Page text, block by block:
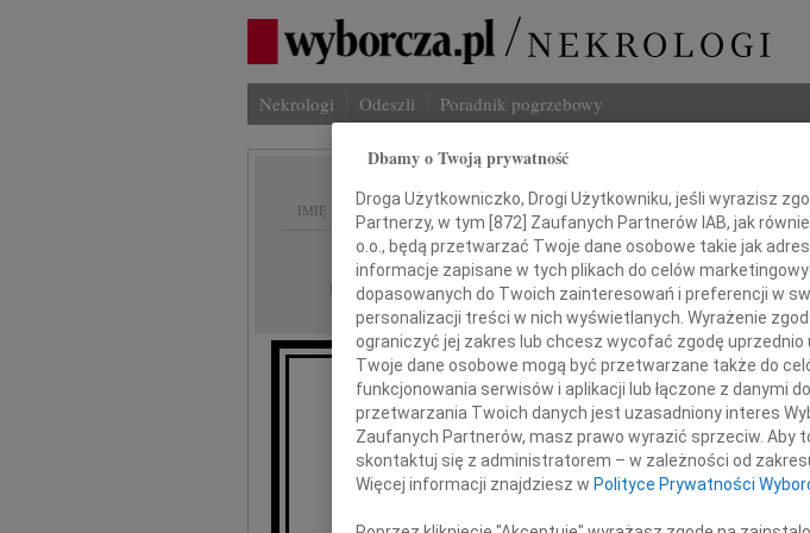
Nekrologi Odeszli Poradnik pogrzebowy
IMIĘ I NAZWISKO:
REGION: Gdańsk, Szczecin
DATA EMISJI: 29.08.2012
Wandzie Kalandyk
Rodzinie
Dbamy o Twoją prywatność
Droga Użytkowniczko, Drogi Użytkowniku, jeśli wyrazisz
Partnerzy, w tym [872] Zaufanych Partnerów IAB, jak
o.o., będą przetwarzać Twoje dane osobowe takie jak
informacje zapisane w tych plikach do celów
dopasowanych do Twoich zainteresowań i preferencji w
personalizacji treści w nich wyświetlanych. Wyrażenie
ograniczyć jej zakres lub chcesz wycofać zgodę uprzednio
Twoje dane osobowe mogą być przetwarzane także do
funkcjonowania serwisów i aplikacji lub łączone z danymi
przetwarzania Twoich danych jest uzasadniony interes
Zaufanych Partnerów, masz prawo wyrazić sprzeciw. Aby
skontaktuj się z administratorem – w zależności od
Więcej informacji znajdziesz w Polityce Prywatności